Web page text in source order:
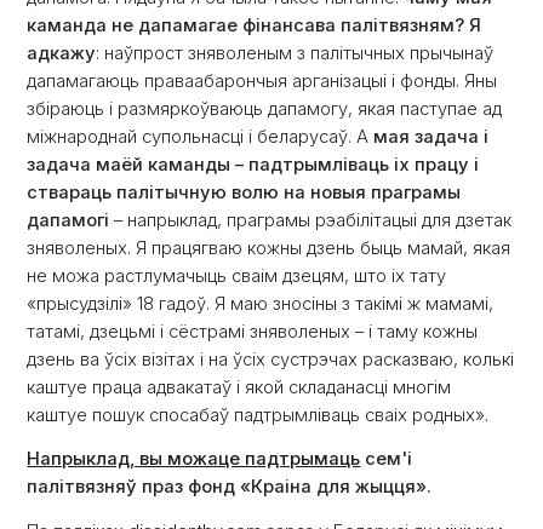
каманда не дапамагае фінансава палітвязням? Я
адкажу: наўпрост зняволеным з палітычных прычынаў
дапамагаюць праваабарончыя арганізацыі і фонды. Яны
збіраюць і размяркоўваюць дапамогу, якая паступае ад
міжнароднай супольнасці і беларусаў. А мая задача і
задача маёй каманды – падтрымліваць іх працу і
ствараць палітычную волю на новыя праграмы
дапамогі – напрыклад, праграмы рэабілітацыі для дзетак
зняволеных. Я працягваю кожны дзень быць мамай, якая
не можа растлумачыць сваім дзецям, што іх тату
«прысудзілі» 18 гадоў. Я маю зносіны з такімі ж мамамі,
татамі, дзецьмі і сёстрамі зняволеных – і таму кожны
дзень ва ўсіх візітах і на ўсіх сустрэчах расказваю, колькі
каштуе праца адвакатаў і якой складанасці многім
каштуе пошук спосабаў падтрымліваць сваіх родных».
Напрыклад, вы можаце падтрымаць сем'і
палітвязняў праз фонд «Краіна для жыцця».